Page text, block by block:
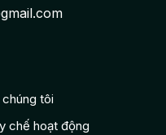
tôi
chế hoạt động